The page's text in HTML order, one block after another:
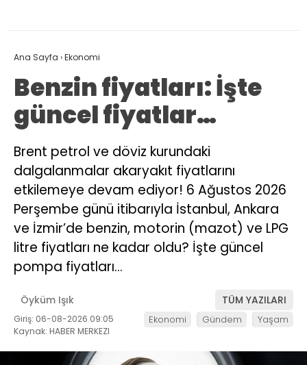
Ana Sayfa ›Ekonomi
Benzin fiyatları: İşte
güncel fiyatlar…
Brent petrol ve döviz kurundaki
dalgalanmalar akaryakıt fiyatlarını
etkilemeye devam ediyor! 6 Ağustos 2026
Perşembe günü itibarıyla İstanbul, Ankara
ve İzmir’de benzin, motorin (mazot) ve LPG
litre fiyatları ne kadar oldu? İşte güncel
pompa fiyatları…
Öyküm Işık TÜM YAZILARI
Giriş: 06-08-2026 09:05
Kaynak: HABER MERKEZI
Ekonomi Gündem Yaşam